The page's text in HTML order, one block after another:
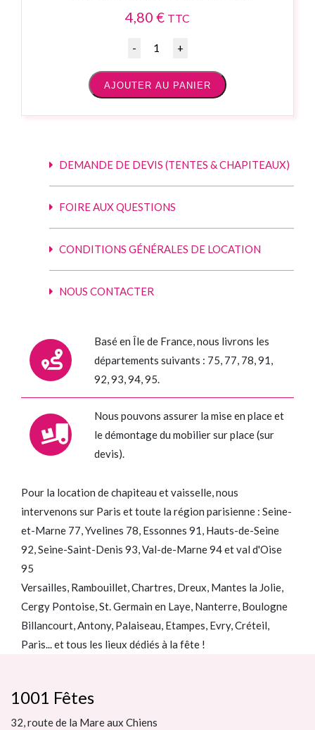
4,80 € TTC
Quantité
AJOUTER AU PANIER
DEMANDE DE DEVIS (TENTES & CHAPITEAUX)
FOIRE AUX QUESTIONS
CONDITIONS GÉNÉRALES DE LOCATION
NOUS CONTACTER
Basé en Île de France, nous livrons les
départements suivants : 75, 77, 78, 91,
92, 93, 94, 95.
Nous pouvons assurer la mise en place et
le démontage du mobilier sur place (sur
devis).
Pour la location de chapiteau et vaisselle, nous
intervenons sur Paris et toute la région parisienne : Seine-
et-Marne 77, Yvelines 78, Essonnes 91, Hauts-de-Seine
92, Seine-Saint-Denis 93, Val-de-Marne 94 et val d'Oise
95
Versailles, Rambouillet, Chartres, Dreux, Mantes la Jolie,
Cergy Pontoise, St. Germain en Laye, Nanterre, Boulogne
Billancourt, Antony, Palaiseau, Etampes, Evry, Créteil,
Paris... et tous les lieux dédiés à la fête !
1001 Fêtes
32, route de la Mare aux Chiens